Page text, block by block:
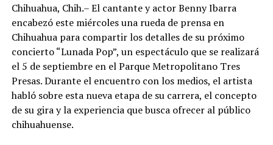
Chihuahua, Chih.– El cantante y actor Benny Ibarra
encabezó este miércoles una rueda de prensa en
Chihuahua para compartir los detalles de su próximo
concierto “Lunada Pop”, un espectáculo que se realizará
el 5 de septiembre en el Parque Metropolitano Tres
Presas. Durante el encuentro con los medios, el artista
habló sobre esta nueva etapa de su carrera, el concepto
de su gira y la experiencia que busca ofrecer al público
chihuahuense.